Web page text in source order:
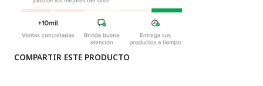
COMPARTIR ESTE PRODUCTO